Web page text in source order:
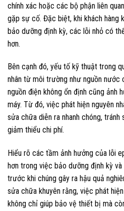
chính xác hoặc các bộ phận liên
gặp sự cố. Đặc biệt, khi khách hàng
bảo dưỡng định kỳ, các lỗi nhỏ có
hơn.
Bên cạnh đó, yếu tố kỹ thuật trong
nhân từ môi trường như nguồn nước
nguồn điện không ổn định cũng ảnh
máy. Từ đó, việc phát hiện nguyên
sửa chữa diễn ra nhanh chóng,
giảm thiểu chi phí.
Hiểu rõ các tầm ảnh hưởng của lỗi
hơn trong việc bảo dưỡng định kỳ
trước khi chúng gây ra hậu quả
sửa chữa khuyên rằng, việc phát
không chỉ giúp bảo vệ thiết bị mà